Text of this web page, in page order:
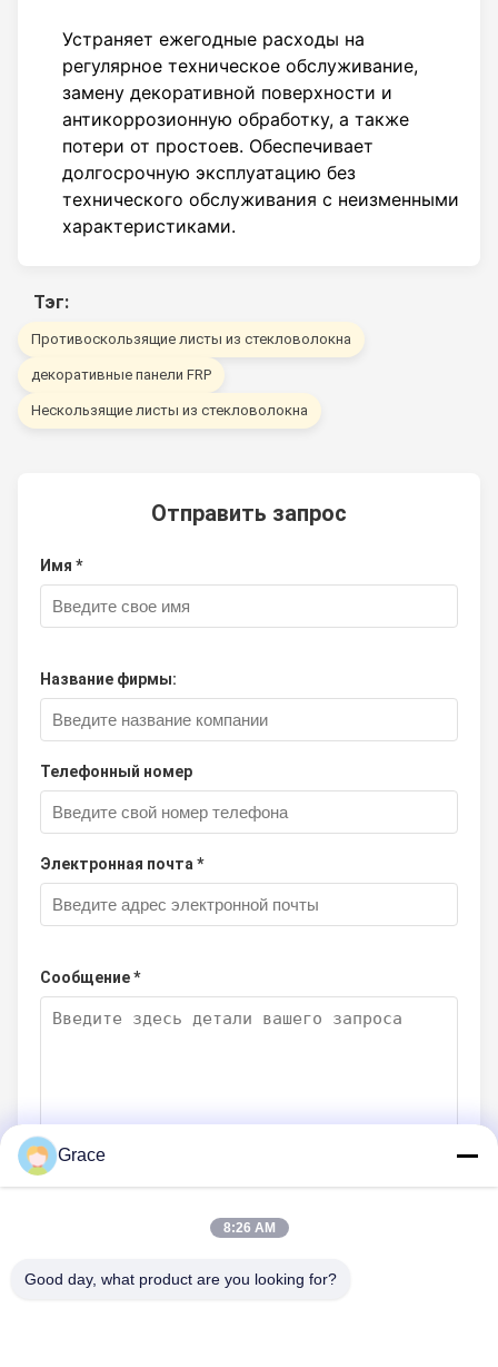
Устраняет ежегодные расходы на
регулярное техническое обслуживание,
замену декоративной поверхности и
антикоррозионную обработку, а также
потери от простоев. Обеспечивает
долгосрочную эксплуатацию без
технического обслуживания с неизменными
характеристиками.
Тэг:
Противоскользящие листы из стекловолокна
декоративные панели FRP
Нескользящие листы из стекловолокна
Отправить запрос
Имя *
Название фирмы:
Телефонный номер
Электронная почта *
Сообщение *
Grace
8:26 AM
Good day, what product are you looking for?